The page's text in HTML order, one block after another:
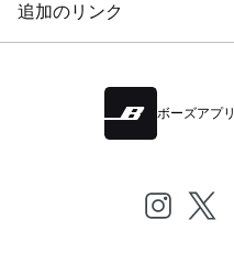
追加のリンク
ボーズアプリ